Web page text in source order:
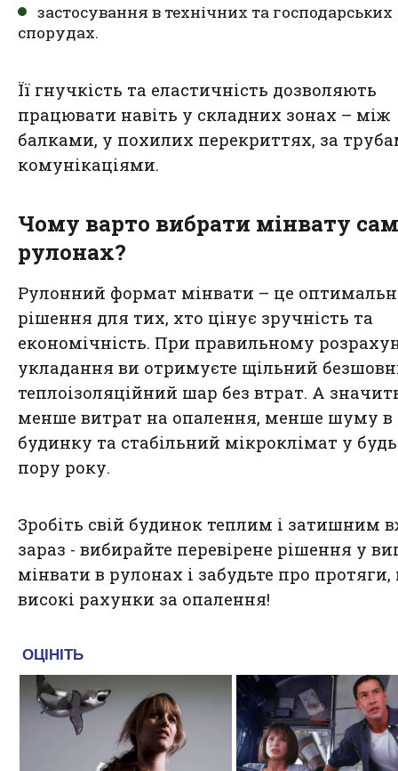
застосування в технічних та господарських
спорудах.
Її гнучкість та еластичність дозволяють
працювати навіть у складних зонах – між
балками, у похилих перекриттях, за
комунікаціями.
Чому варто вибрати мінвату
рулонах?
Рулонний формат мінвати – це
рішення для тих, хто цінує зручність та
економічність. При правильному
укладання ви отримуєте щільний
теплоізоляційний шар без втрат. А
менше витрат на опалення, менше шуму в
будинку та стабільний мікроклімат у
пору року.
Зробіть свій будинок теплим і затишним
зараз - вибирайте перевірене рішення у
мінвати в рулонах і забудьте про
високі рахунки за опалення!